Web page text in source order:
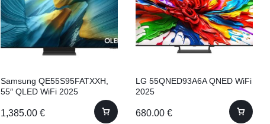
Samsung QE55S95FATXXH,
55″ QLED WiFi 2025
1,385.00 €
LG 55QNED93A6A QNED WiFi
2025
680.00 €